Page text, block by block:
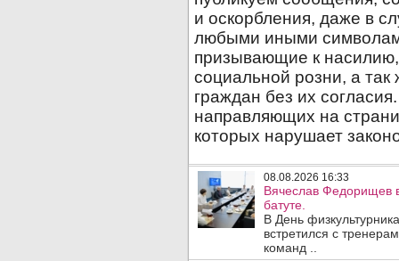
08.08.2026 16:33
Вячеслав Федорищев
батуте.
В День
встретился с
команд ..